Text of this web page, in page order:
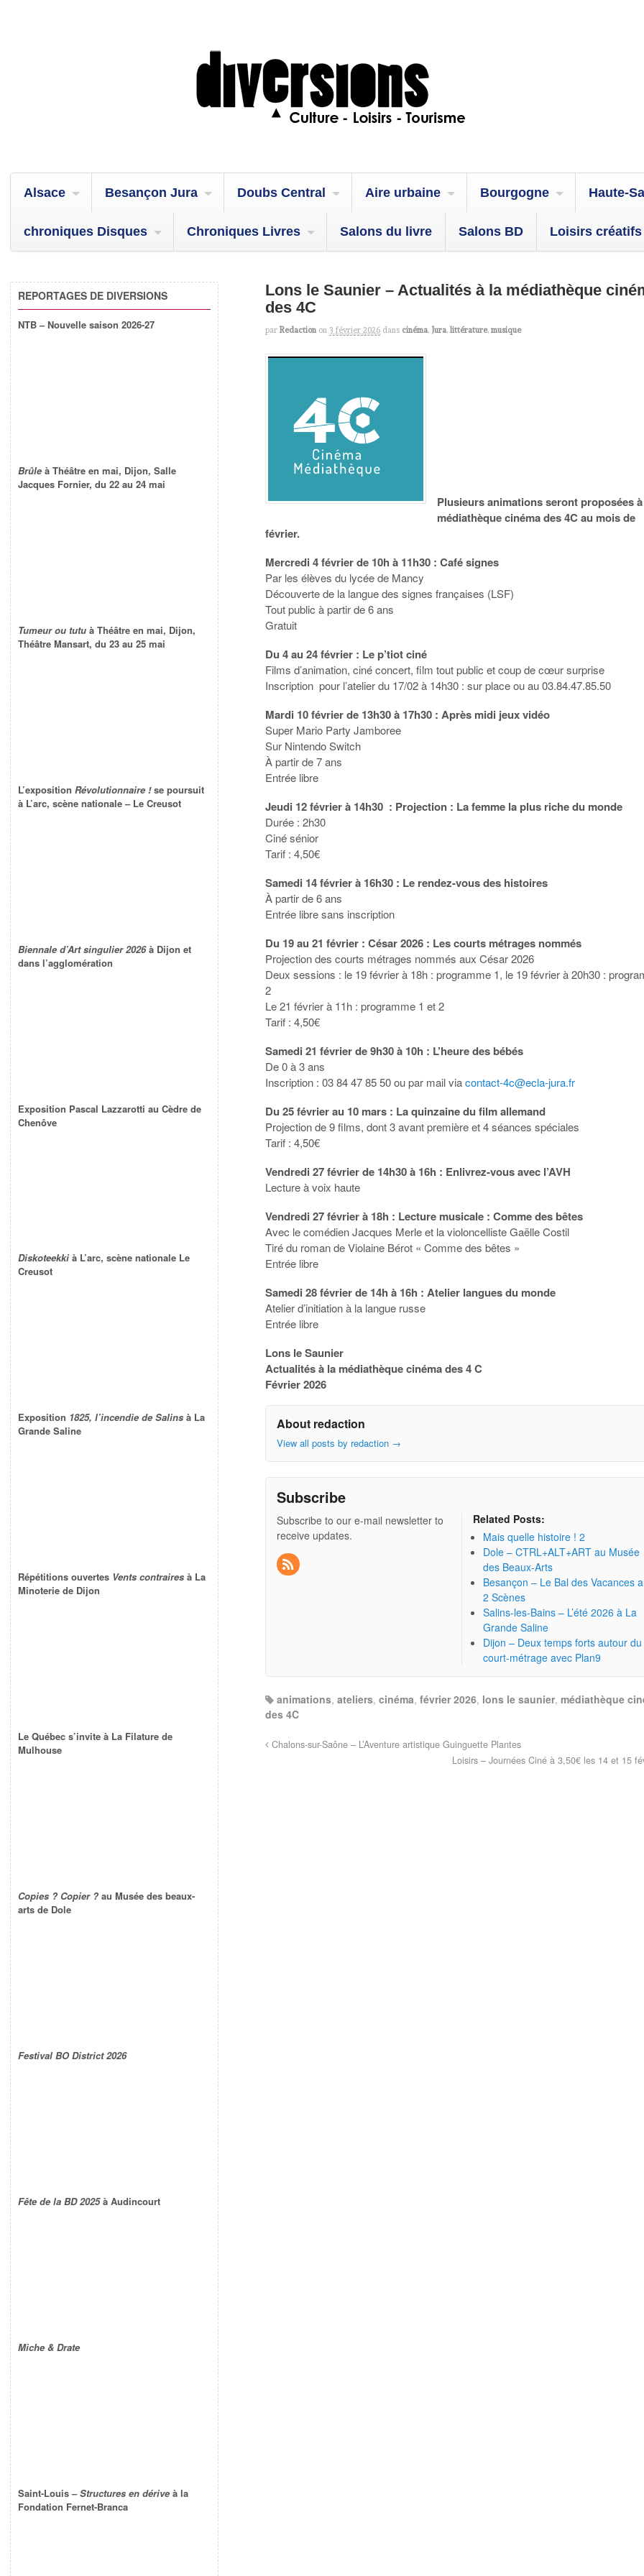
Alsace Besançon Jura Doubs Central Aire urbaine Bourgogne Haute-
chroniques Disques Chroniques Livres Salons du livre Salons BD Loisirs créatifs
Lons le Saunier – Actualités à la médiathèque
des 4C
par Redaction on 3 février 2026 dans cinéma, Jura,littérature,musique
Plusieurs animations seront proposées
médiathèque cinéma des 4C au mois de
février.
Mercredi 4 février de 10h à 11h30 : Café signes
Par les élèves du lycée de Mancy
Découverte de la langue des signes françaises (LSF)
Tout public à partir de 6 ans
Gratuit
Du 4 au 24 février : Le p’tiot ciné
Films d’animation, ciné concert, film tout public et coup de cœur surprise
Inscription pour l’atelier du 17/02 à 14h30 : sur place ou au 03.84.47.85.50
Mardi 10 février de 13h30 à 17h30 : Après midi jeux vidéo
Super Mario Party Jamboree
Sur Nintendo Switch
À partir de 7 ans
Entrée libre
Jeudi 12 février à 14h30 : Projection : La femme la plus riche du monde
Durée : 2h30
Ciné sénior
Tarif : 4,50€
Samedi 14 février à 16h30 : Le rendez-vous des histoires
À partir de 6 ans
Entrée libre sans inscription
Du 19 au 21 février : César 2026 : Les courts métrages nommés
Projection des courts métrages nommés aux César 2026
Deux sessions : le 19 février à 18h : programme 1, le 19 février à 20h30 :
2
Le 21 février à 11h : programme 1 et 2
Tarif : 4,50€
Samedi 21 février de 9h30 à 10h : L’heure des bébés
De 0 à 3 ans
Inscription : 03 84 47 85 50 ou par mail viacontact-4c@ecla-jura.fr
Du 25 février au 10 mars : La quinzaine du film allemand
Projection de 9 films, dont 3 avant première et 4 séances spéciales
Tarif : 4,50€
Vendredi 27 février de 14h30 à 16h : Enlivrez-vous avec l’AVH
Lecture à voix haute
Vendredi 27 février à 18h : Lecture musicale : Comme des bêtes
Avec le comédien Jacques Merle et la violoncelliste Gaëlle Costil
Tiré du roman de Violaine Bérot « Comme des bêtes »
Entrée libre
Samedi 28 février de 14h à 16h : Atelier langues du monde
Atelier d’initiation à la langue russe
Entrée libre
Lons le Saunier
Actualités à la médiathèque cinéma des 4 C
Février 2026
About redaction
View all posts by redaction →
Subscribe
Subscribe to our e-mail newsletter to
receive updates.
Related Posts:
Mais quelle histoire ! 2
Dole – CTRL+ALT+ART au Musée
des Beaux-Arts
Besançon – Le Bal des Vacances
2 Scènes
Salins-les-Bains – L’été 2026 à La
Grande Saline
Dijon – Deux temps forts autour du
court-métrage avec Plan9
animations,ateliers,cinéma,février 2026, lons le saunier, médiathèque
des 4C
Chalons-sur-Saône – L’Aventure artistique Guinguette Plantes
Loisirs – Journées Ciné à 3,50€ les 14 et 15
REPORTAGES DE DIVERSIONS
NTB – Nouvelle saison 2026-27
Brûle à Théâtre en mai, Dijon, Salle
Jacques Fornier, du 22 au 24 mai
Tumeur ou tutu à Théâtre en mai, Dijon,
Théâtre Mansart, du 23 au 25 mai
L’exposition Révolutionnaire !se poursuit
à L’arc, scène nationale – Le Creusot
Biennale d’Art singulier 2026à Dijon et
dans l’agglomération
Exposition Pascal Lazzarotti au Cèdre de
Chenôve
Diskoteekki à L’arc, scène nationale Le
Creusot
Exposition 1825, l’incendie de Salins à La
Grande Saline
Répétitions ouvertes Vents contraires à La
Minoterie de Dijon
Le Québec s’invite à La Filature de
Mulhouse
Copies ? Copier ? au Musée des beaux-
arts de Dole
Festival BO District 2026
Fête de la BD 2025à Audincourt
Miche & Drate
Saint-Louis –Structures en dérive à la
Fondation Fernet-Branca